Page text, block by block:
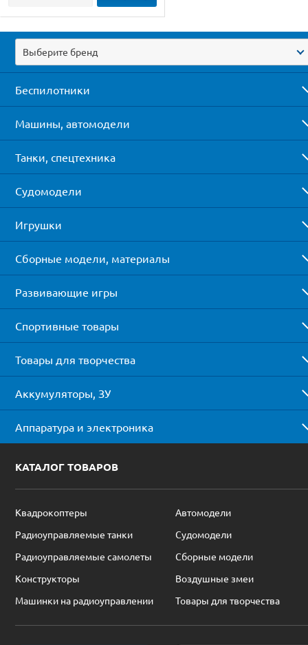
Выберите бренд
Беспилотники
Машины, автомодели
Танки, спецтехника
Судомодели
Игрушки
Сборные модели, материалы
Развивающие игры
Спортивные товары
Товары для творчества
Аккумуляторы, ЗУ
Аппаратура и электроника
КАТАЛОГ ТОВАРОВ
Квадрокоптеры
Автомодели
Радиоуправляемые танки
Судомодели
Радиоуправляемые самолеты
Сборные модели
Конструкторы
Воздушные змеи
Машинки на радиоуправлении
Товары для творчества